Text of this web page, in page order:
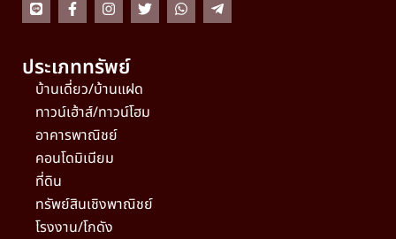
ประเภททรัพย์
บ้านเดี่ยว/บ้านแฝด
ทาวน์เฮ้าส์/ทาวน์โฮม
อาคารพาณิชย์
คอนโดมิเนียม
ที่ดิน
ทรัพย์สินเชิงพาณิชย์
โรงงาน/โกดัง